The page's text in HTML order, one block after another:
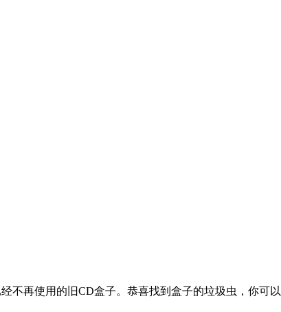
不再使用的旧CD盒子。恭喜找到盒子的垃圾虫，你可